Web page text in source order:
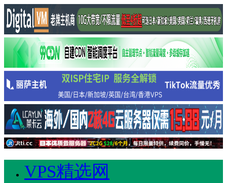
VPS精选网